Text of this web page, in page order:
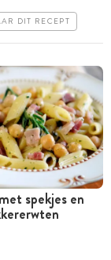
DIT RECEPT
dan 30 minuten
spekjes en